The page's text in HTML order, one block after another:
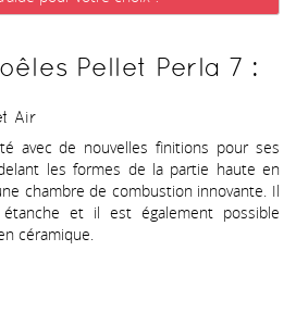
Pellet Perla 7 :
Air
avec de nouvelles finitions pour ses
les formes de la partie haute en
chambre de combustion innovante. Il
étanche et il est également possible
céramique.